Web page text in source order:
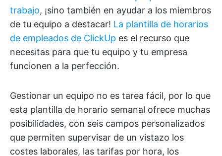
trabajo, ¡sino también en ayudar a los miembros
de tu equipo a destacar! La plantilla de horarios
de empleados de ClickUp es el recurso que
necesitas para que tu equipo y tu empresa
funcionen a la perfección.
Gestionar un equipo no es tarea fácil, por lo que
esta plantilla de horario semanal ofrece muchas
posibilidades, con seis campos personalizados
que permiten supervisar de un vistazo los
costes laborales, las tarifas por hora, los